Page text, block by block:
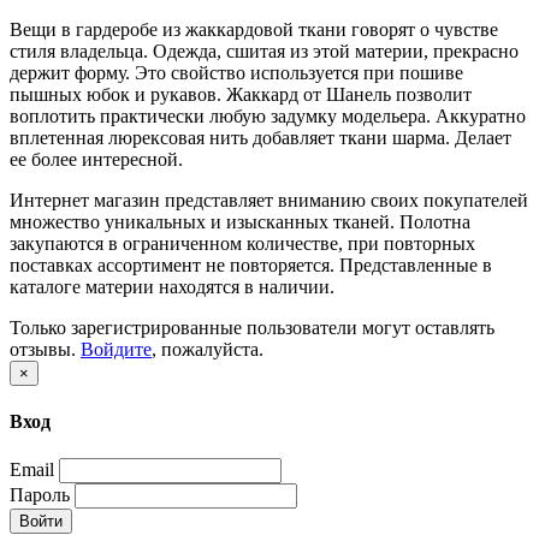
Вещи в гардеробе из жаккардовой ткани говорят о чувстве
стиля владельца. Одежда, сшитая из этой материи, прекрасно
держит форму. Это свойство используется при пошиве
пышных юбок и рукавов. Жаккард от Шанель позволит
воплотить практически любую задумку модельера. Аккуратно
вплетенная люрексовая нить добавляет ткани шарма. Делает
ее более интересной.
Интернет магазин представляет вниманию своих покупателей
множество уникальных и изысканных тканей. Полотна
закупаются в ограниченном количестве, при повторных
поставках ассортимент не повторяется. Представленные в
каталоге материи находятся в наличии.
Только зарегистрированные пользователи могут оставлять
отзывы. Войдите, пожалуйста.
×
Вход
Email
Пароль
Войти